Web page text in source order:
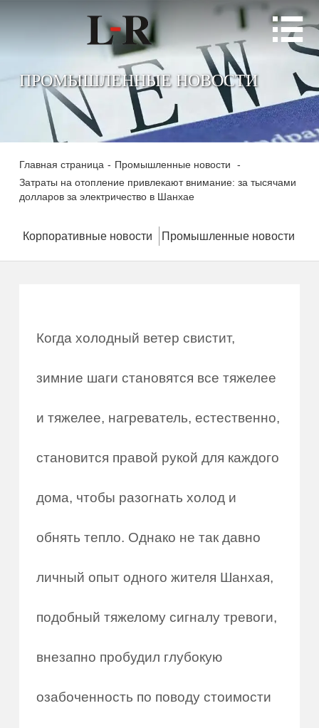

ПРОМЫШЛЕННЫЕ НОВОСТИ
Главная страница - Промышленные новости
-
Затраты на отопление привлекают внимание: за тысячами
долларов за электричество в Шанхае
Корпоративные новости Промышленные новости
Когда холодный ветер свистит,
зимние шаги становятся все тяжелее
и тяжелее, нагреватель, естественно,
становится правой рукой для каждого
дома, чтобы разогнать холод и
обнять тепло. Однако не так давно
личный опыт одного жителя Шанхая,
подобный тяжелому сигналу тревоги,
внезапно пробудил глубокую
озабоченность по поводу стоимости